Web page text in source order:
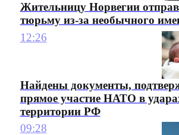
Жительницу Норвегии
тюрьму из-за необычного
12:26
Найдены документы,
прямое участие НАТО в
территории РФ
09:28